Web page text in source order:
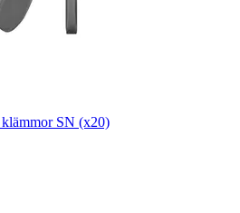
SN (x20)